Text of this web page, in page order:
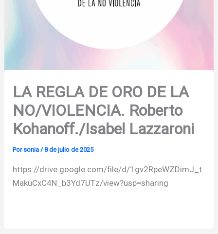
LA REGLA DE ORO DE LA
NO/VIOLENCIA. Roberto
Kohanoff./Isabel Lazzaroni
Por sonia /8 de julio de 2025
https://drive.google.com/file/d/1gv2RpeWZDimJ_t
MakuCxC4N_b3Yd7UTz/view?usp=sharing